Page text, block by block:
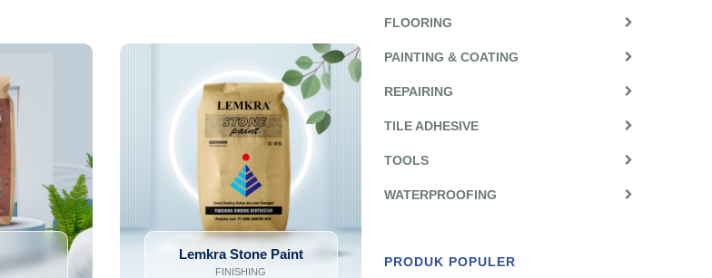
Lemkra Stone Paint
FINISHING
FLOORING
PAINTING & COATING
REPAIRING
TILE ADHESIVE
TOOLS
WATERPROOFING
PRODUK POPULER